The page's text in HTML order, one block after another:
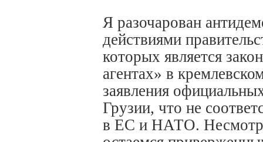
Я разочарован
действиями
которых является
агентах» в
заявления
Грузии, что не
в ЕС и НАТО.